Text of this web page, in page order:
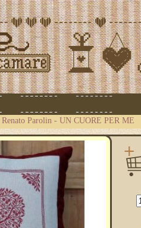
Renato Parolin - UN CUORE PER ME